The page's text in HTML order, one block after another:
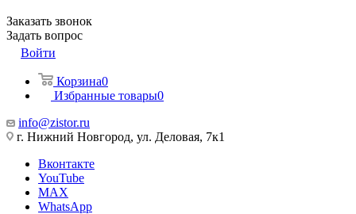
Заказать звонок
Задать вопрос
Войти
Корзина0
Избранные товары0
info@zistor.ru
г. Нижний Новгород, ул. Деловая, 7к1
Вконтакте
YouTube
MAX
WhatsApp